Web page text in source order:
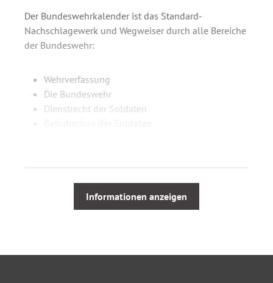
Der Bundeswehrkalender ist das Standard-
Nachschlagewerk und Wegweiser durch alle Bereiche
der Bundeswehr:
Wehrverfassung
Die Bundeswehr
Dienstrecht der Soldaten
Personalvertretung u.a.
Informationen anzeigen